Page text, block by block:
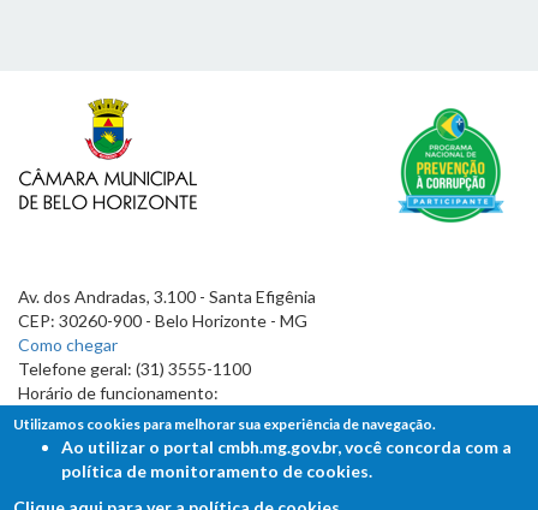
Av. dos Andradas, 3.100 - Santa Efigênia
CEP: 30260-900 - Belo Horizonte - MG
Como chegar
Telefone geral: (31) 3555-1100
Horário de funcionamento:
7h às 19h
Utilizamos cookies para melhorar sua experiência de navegação.
Ao utilizar o portal cmbh.mg.gov.br, você concorda com a
política de monitoramento de cookies.